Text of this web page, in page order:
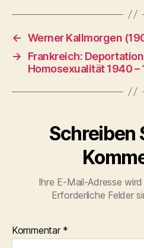
← Werner Kallmorgen
→
Frankreich:
Homosexualität 1940 –
Schreiben
Ihre E-Mail-Adresse
Erforderliche Felder
Kommentar *